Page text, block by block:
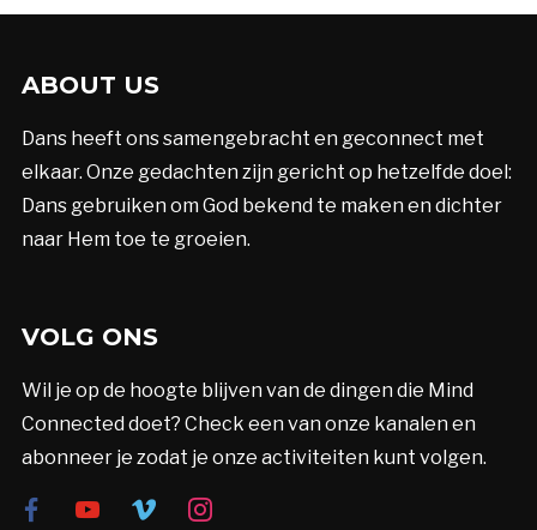
ABOUT US
Dans heeft ons samengebracht en geconnect met
elkaar. Onze gedachten zijn gericht op hetzelfde doel:
Dans gebruiken om God bekend te maken en dichter
naar Hem toe te groeien.
VOLG ONS
Wil je op de hoogte blijven van de dingen die Mind
Connected doet? Check een van onze kanalen en
abonneer je zodat je onze activiteiten kunt volgen.
facebookyoutubevimeo instagram